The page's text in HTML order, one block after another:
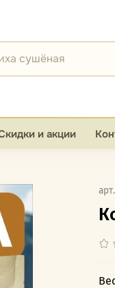
сушёная
и акции
арт.